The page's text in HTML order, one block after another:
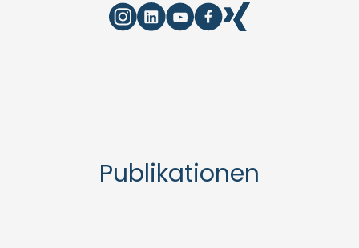
Publikationen